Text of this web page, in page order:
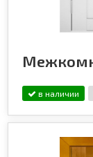
в наличии